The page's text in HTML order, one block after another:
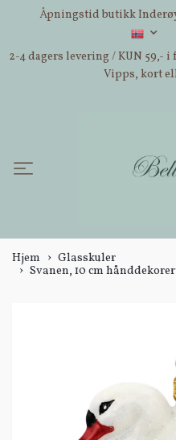
Åpningstid butikk Inderøy:
2-4 dagers levering / KUN 59,-
Vipps, kort
Hjem
Glasskuler
Svanen, 10 cm